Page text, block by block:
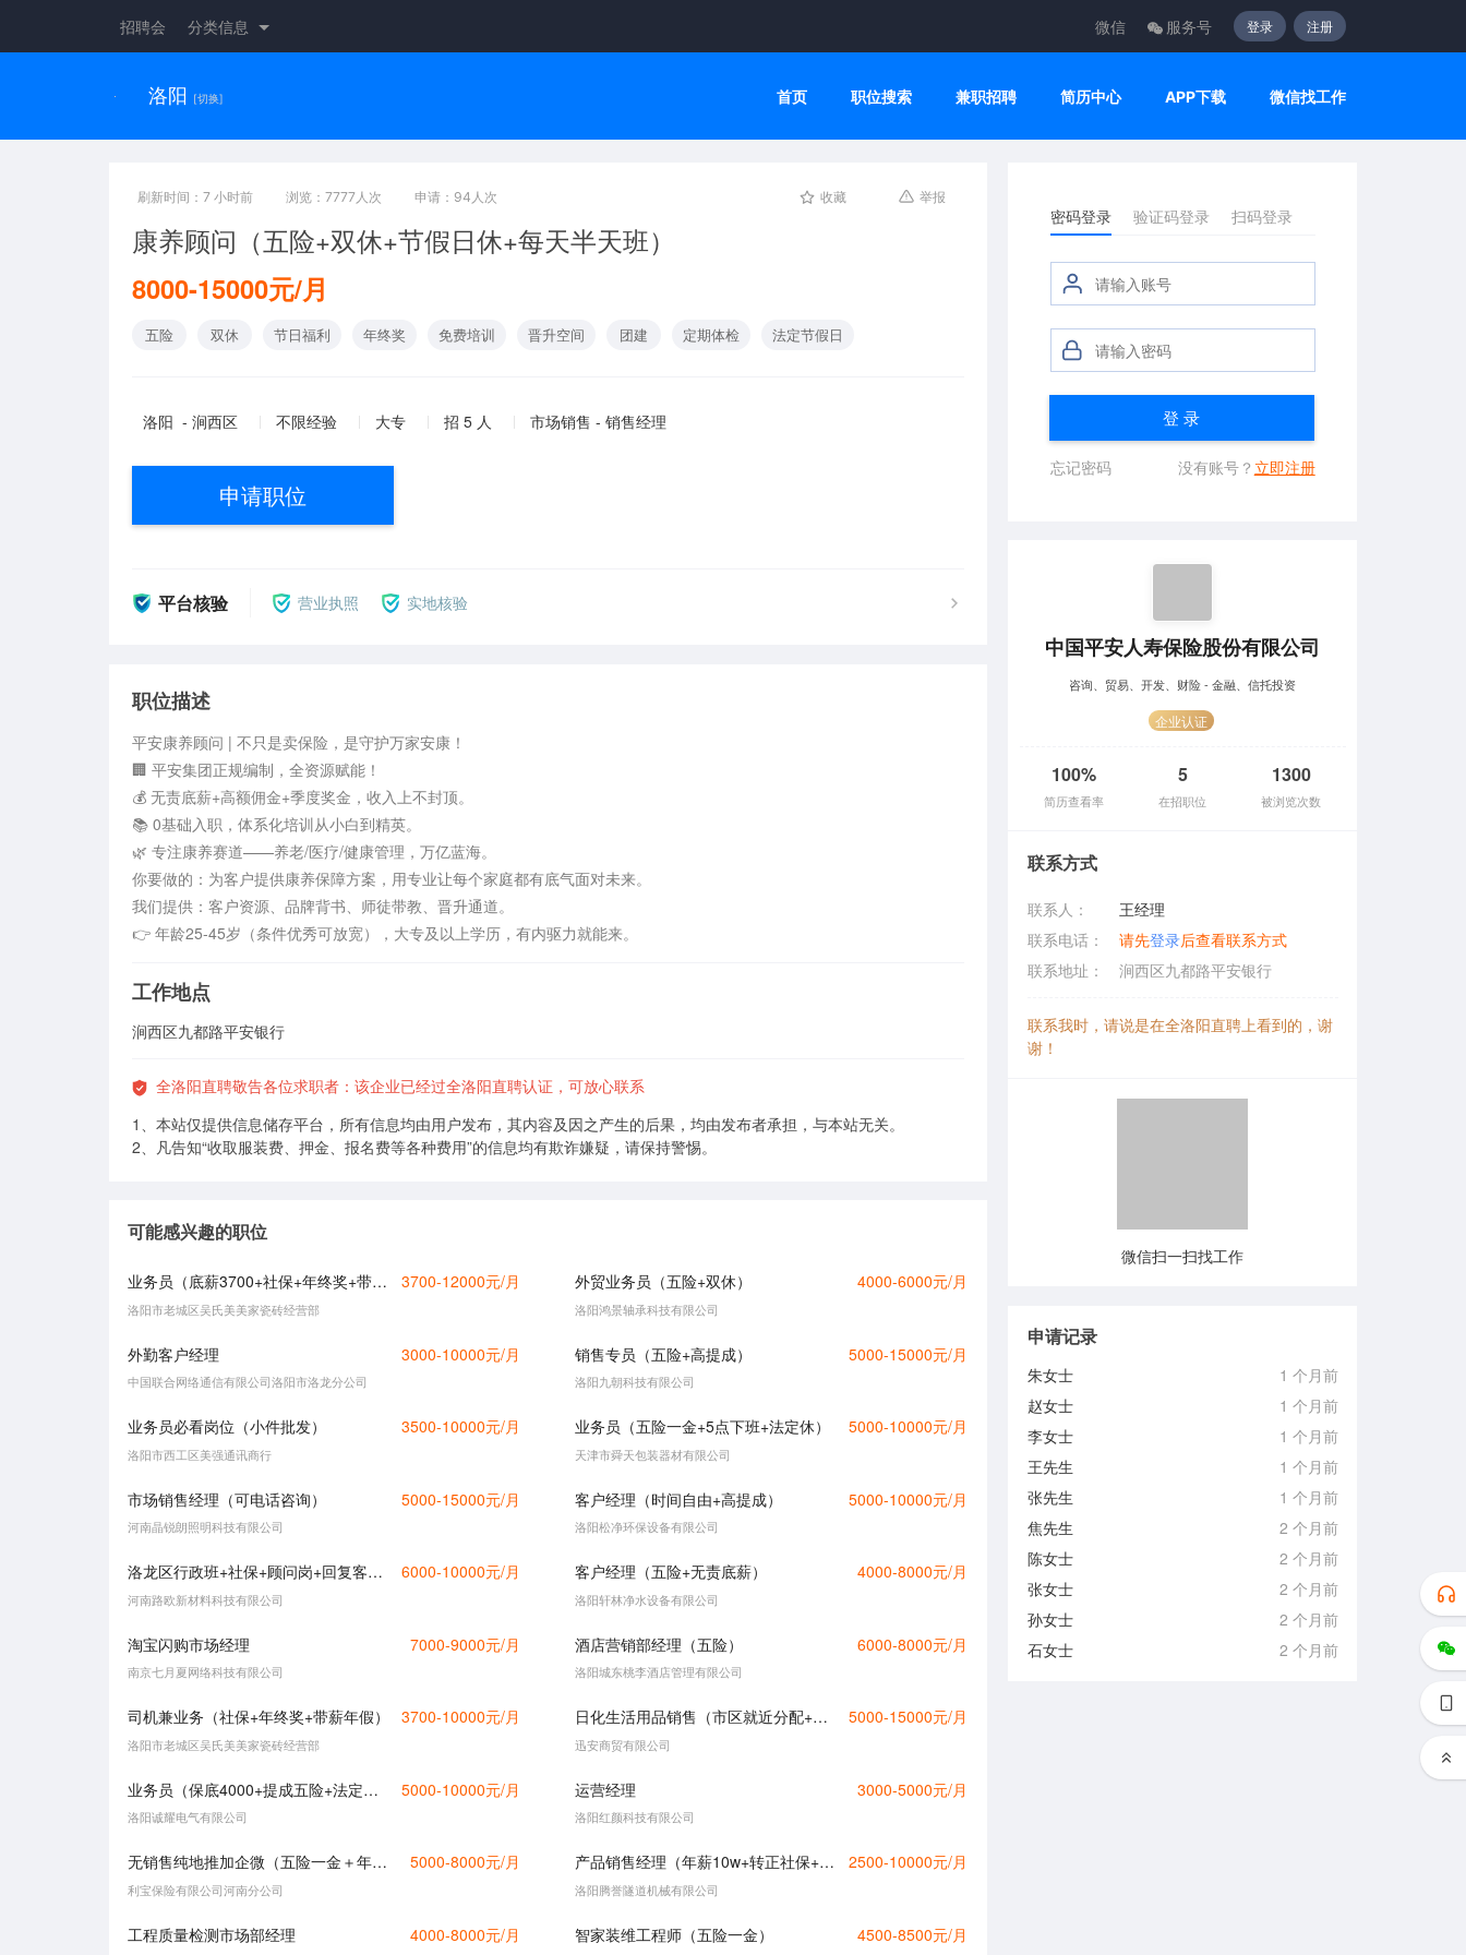
招聘会 分类信息 微信 服务号 登录 注册
洛阳 [切换] 首页 职位搜索 兼职招聘 简历中心 APP下载 微信找工作
刷新时间：7 小时前 浏览：7777人次 申请：94人次 收藏 举报
康养顾问（五险+双休+节假日休+每天半天班）
8000-15000元/月
五险 双休 节日福利 年终奖 免费培训 晋升空间 团建 定期体检 法定节假日
洛阳 - 涧西区 不限经验 大专 招 5 人 市场销售 - 销售经理
申请职位
平台核验 营业执照 实地核验
职位描述
平安康养顾问 | 不只是卖保险，是守护万家安康！
🏢 平安集团正规编制，全资源赋能！
💰 无责底薪+高额佣金+季度奖金，收入上不封顶。
📚 0基础入职，体系化培训从小白到精英。
🌿 专注康养赛道——养老/医疗/健康管理，万亿蓝海。
你要做的：为客户提供康养保障方案，用专业让每个家庭都有底气面对未来。
我们提供：客户资源、品牌背书、师徒带教、晋升通道。
👉 年龄25-45岁（条件优秀可放宽），大专及以上学历，有内驱力就能来。
工作地点
涧西区九都路平安银行
全洛阳直聘敬告各位求职者：该企业已经过全洛阳直聘认证，可放心联系
1、本站仅提供信息储存平台，所有信息均由用户发布，其内容及因之产生的后果，均由发布者承担，与本站无关。
2、凡告知“收取服装费、押金、报名费等各种费用”的信息均有欺诈嫌疑，请保持警惕。
可能感兴趣的职位
业务员（底薪3700+社保+年终奖+带薪年假） 3700-12000元/月
洛阳市老城区吴氏美美家瓷砖经营部
外贸业务员（五险+双休） 4000-6000元/月
洛阳鸿景轴承科技有限公司
外勤客户经理 3000-10000元/月
中国联合网络通信有限公司洛阳市洛龙分公司
销售专员（五险+高提成） 5000-15000元/月
洛阳九朝科技有限公司
业务员必看岗位（小件批发） 3500-10000元/月
洛阳市西工区美强通讯商行
业务员（五险一金+5点下班+法定休） 5000-10000元/月
天津市舜天包装器材有限公司
市场销售经理（可电话咨询） 5000-15000元/月
河南晶锐朗照明科技有限公司
客户经理（时间自由+高提成） 5000-10000元/月
洛阳松净环保设备有限公司
洛龙区行政班+社保+顾问岗+回复客户咨询+不加班 6000-10000元/月
河南路欧新材料科技有限公司
客户经理（五险+无责底薪） 4000-8000元/月
洛阳轩林净水设备有限公司
淘宝闪购市场经理 7000-9000元/月
南京七月夏网络科技有限公司
酒店营销部经理（五险） 6000-8000元/月
洛阳城东桃李酒店管理有限公司
司机兼业务（社保+年终奖+带薪年假） 3700-10000元/月
洛阳市老城区吴氏美美家瓷砖经营部
日化生活用品销售（市区就近分配+电话联系） 5000-15000元/月
迅安商贸有限公司
业务员（保底4000+提成五险+法定假日+周休一天半） 5000-10000元/月
洛阳诚耀电气有限公司
运营经理 3000-5000元/月
洛阳红颜科技有限公司
无销售纯地推加企微（五险一金＋年终奖） 5000-8000元/月
利宝保险有限公司河南分公司
产品销售经理（年薪10w+转正社保+差旅补助） 2500-10000元/月
洛阳腾誉隧道机械有限公司
工程质量检测市场部经理 4000-8000元/月 智家装维工程师（五险一金） 4500-8500元/月
密码登录 验证码登录 扫码登录
登 录
忘记密码 没有账号？ 立即注册
中国平安人寿保险股份有限公司
咨询、贸易、开发、财险 - 金融、信托投资
企业认证
100%
简历查看率
5
在招职位
1300
被浏览次数
联系方式
联系人：
王经理
联系电话：
请先登录后查看联系方式
联系地址：
涧西区九都路平安银行
联系我时，请说是在全洛阳直聘上看到的，谢
谢！
微信扫一扫找工作
申请记录
朱女士
1 个月前
赵女士
1 个月前
李女士
1 个月前
王先生
1 个月前
张先生
1 个月前
焦先生
2 个月前
陈女士
2 个月前
张女士
2 个月前
孙女士
2 个月前
石女士
2 个月前